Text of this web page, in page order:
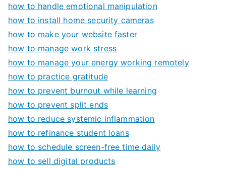
how to handle emotional manipulation
how to install home security cameras
how to make your website faster
how to manage work stress
how to manage your energy working remotely
how to practice gratitude
how to prevent burnout while learning
how to prevent split ends
how to reduce systemic inflammation
how to refinance student loans
how to schedule screen-free time daily
how to sell digital products